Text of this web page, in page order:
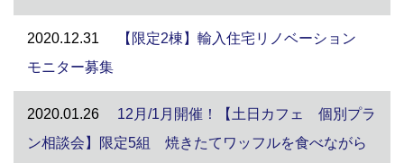
2020.12.31
【限定2棟】輸入住宅リノベーション
モニター募集
2020.01.26
12月/1月開催！【土日カフェ 個別プラ
ン相談会】限定5組 焼きたてワッフルを食べながら